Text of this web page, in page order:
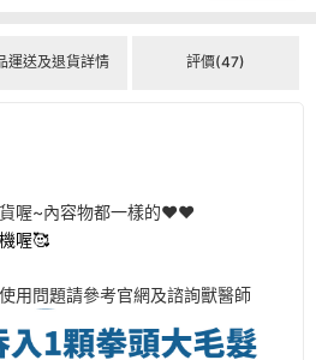
運送及退貨詳情 評價(47)
喔~內容物都一樣的❤️❤️
喔🥰
用問題請參考官網及諮詢獸醫師